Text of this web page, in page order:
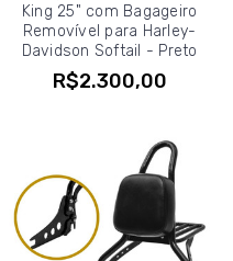
King 25" com Bagageiro
Removível para Harley-
Davidson Softail - Preto
R$2.300,00